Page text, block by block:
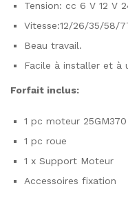
Tension: cc 6 V 12 V
Vitesse:12/26/35/58/
Beau travail.
Facile à installer et à
Forfait inclus:
1 pc moteur
1 pc roue
1 x Support Moteur
Accessoires fixation